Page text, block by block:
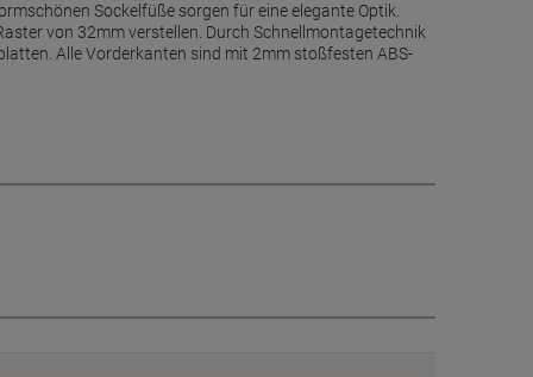
Sockelfüße sorgen für eine elegante Optik.
von 32mm verstellen. Durch Schnellmontagetechnik
Alle Vorderkanten sind mit 2mm stoßfesten ABS-